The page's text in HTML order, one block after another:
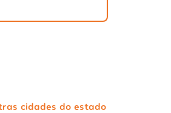
cidades do estado